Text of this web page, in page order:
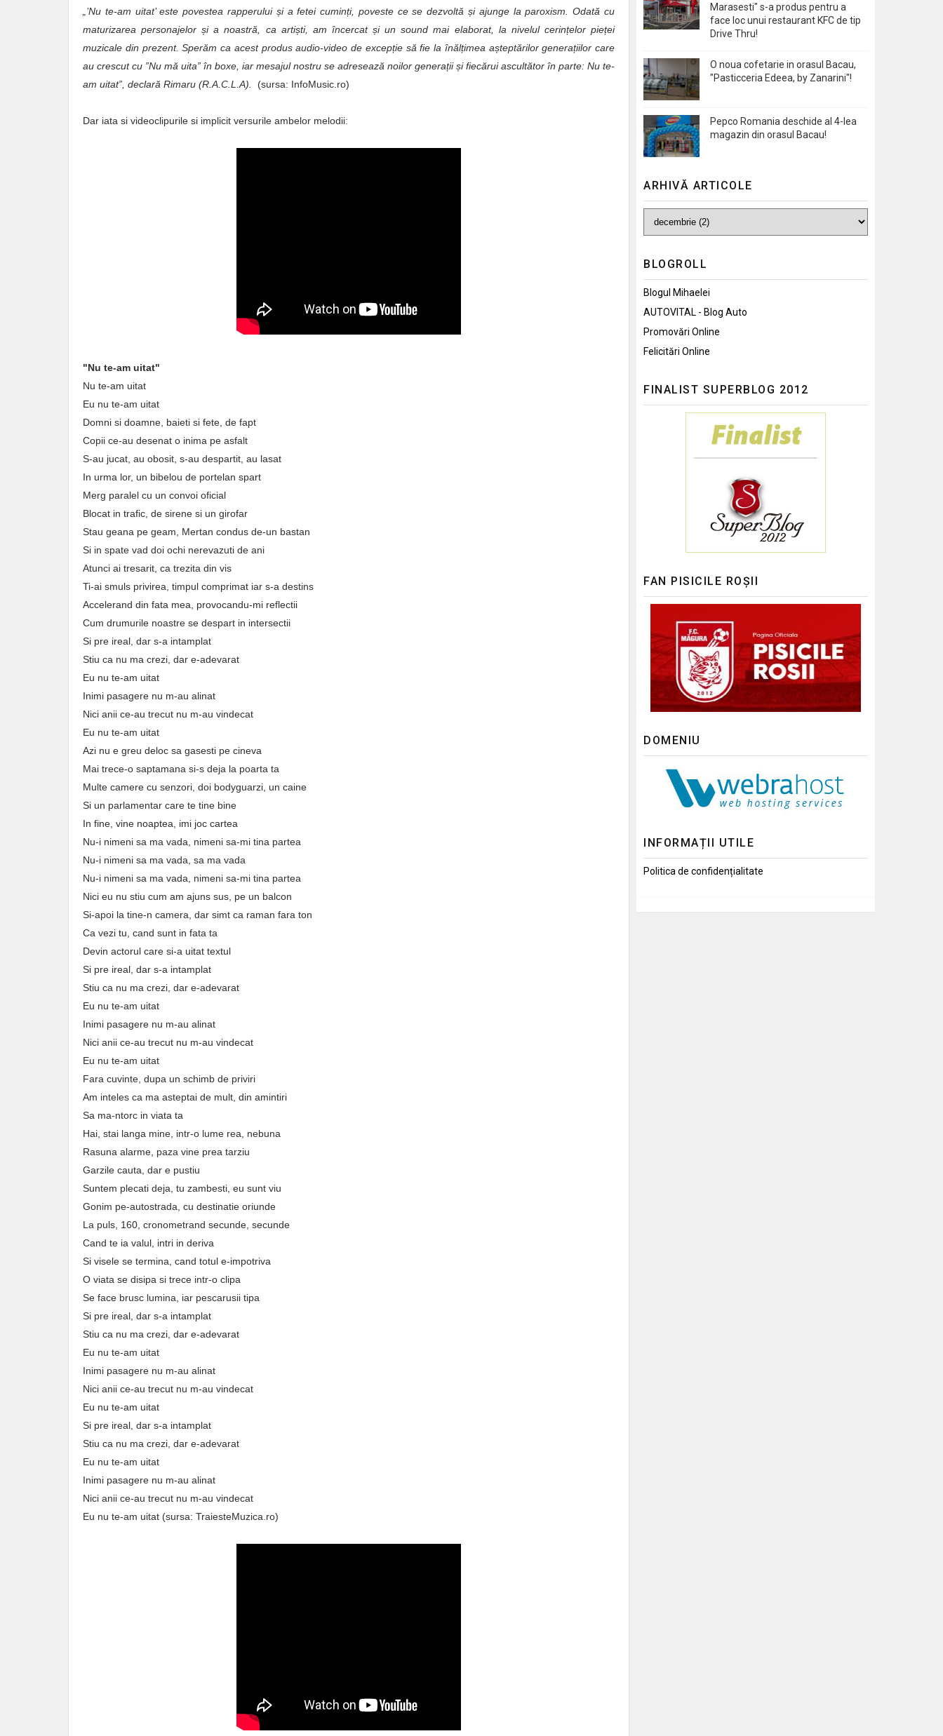
„’Nu te-am uitat’ este povestea rapperului și a fetei cuminți, poveste ce se dezvoltăși ajunge la paroxism. Odată cu
maturizarea personajelorși a noastră, ca artiști, am încercatși un sound mai elaborat, la nivelul cerințelor pieței
muzicale din prezent. Sperăm ca acest produs audio-video de excepție să fie la înălțimea așteptărilor generațiilor care
au crescut cu ”Nu mă uita” în boxe, iar mesajul nostru se adresează noilor generațiiși fiecărui ascultător în parte: Nu te-
am uitat”, declară Rimaru (R.A.C.L.A). (sursa: InfoMusic.ro)
Dar iata si videoclipurile si implicit versurile ambelor melodii:
"Nu te-am uitat"
Nu te-am uitat
Eu nu te-am uitat
Domni si doamne, baieti si fete, de fapt
Copii ce-au desenat o inima pe asfalt
S-au jucat, au obosit, s-au despartit, au lasat
In urma lor, un bibelou de portelan spart
Merg paralel cu un convoi oficial
Blocat in trafic, de sirene si un girofar
Stau geana pe geam, Mertan condus de-un bastan
Si in spate vad doi ochi nerevazuti de ani
Atunci ai tresarit, ca trezita din vis
Ti-ai smuls privirea, timpul comprimat iar s-a destins
Accelerand din fata mea, provocandu-mi reflectii
Cum drumurile noastre se despart in intersectii
Si pre ireal, dar s-a intamplat
Stiu ca nu ma crezi, dar e-adevarat
Eu nu te-am uitat
Inimi pasagere nu m-au alinat
Nici anii ce-au trecut nu m-au vindecat
Eu nu te-am uitat
Azi nu e greu deloc sa gasesti pe cineva
Mai trece-o saptamana si-s deja la poarta ta
Multe camere cu senzori, doi bodyguarzi, un caine
Si un parlamentar care te tine bine
In fine, vine noaptea, imi joc cartea
Nu-i nimeni sa ma vada, nimeni sa-mi tina partea
Nu-i nimeni sa ma vada, sa ma vada
Nu-i nimeni sa ma vada, nimeni sa-mi tina partea
Nici eu nu stiu cum am ajuns sus, pe un balcon
Si-apoi la tine-n camera, dar simt ca raman fara ton
Ca vezi tu, cand sunt in fata ta
Devin actorul care si-a uitat textul
Si pre ireal, dar s-a intamplat
Stiu ca nu ma crezi, dar e-adevarat
Eu nu te-am uitat
Inimi pasagere nu m-au alinat
Nici anii ce-au trecut nu m-au vindecat
Eu nu te-am uitat
Fara cuvinte, dupa un schimb de priviri
Am inteles ca ma asteptai de mult, din amintiri
Sa ma-ntorc in viata ta
Hai, stai langa mine, intr-o lume rea, nebuna
Rasuna alarme, paza vine prea tarziu
Garzile cauta, dar e pustiu
Suntem plecati deja, tu zambesti, eu sunt viu
Gonim pe-autostrada, cu destinatie oriunde
La puls, 160, cronometrand secunde, secunde
Cand te ia valul, intri in deriva
Si visele se termina, cand totul e-impotriva
O viata se disipa si trece intr-o clipa
Se face brusc lumina, iar pescarusii tipa
Si pre ireal, dar s-a intamplat
Stiu ca nu ma crezi, dar e-adevarat
Eu nu te-am uitat
Inimi pasagere nu m-au alinat
Nici anii ce-au trecut nu m-au vindecat
Eu nu te-am uitat
Si pre ireal, dar s-a intamplat
Stiu ca nu ma crezi, dar e-adevarat
Eu nu te-am uitat
Inimi pasagere nu m-au alinat
Nici anii ce-au trecut nu m-au vindecat
Eu nu te-am uitat (sursa: TraiesteMuzica.ro)
Marasesti" s-a produs pentru a
face loc unui restaurant KFC de tip
Drive Thru!
O noua cofetarie in orasul Bacau,
"Pasticceria Edeea, by Zanarini"!
Pepco Romania deschide al 4-lea
magazin din orasul Bacau!
ARHIVĂ ARTICOLE
BLOGROLL
Blogul Mihaelei
AUTOVITAL - Blog Auto
Promovări Online
Felicitări Online
FINALIST SUPERBLOG 2012
FAN PISICILE ROȘII
DOMENIU
INFORMAȚII UTILE
Politica de confidențialitate